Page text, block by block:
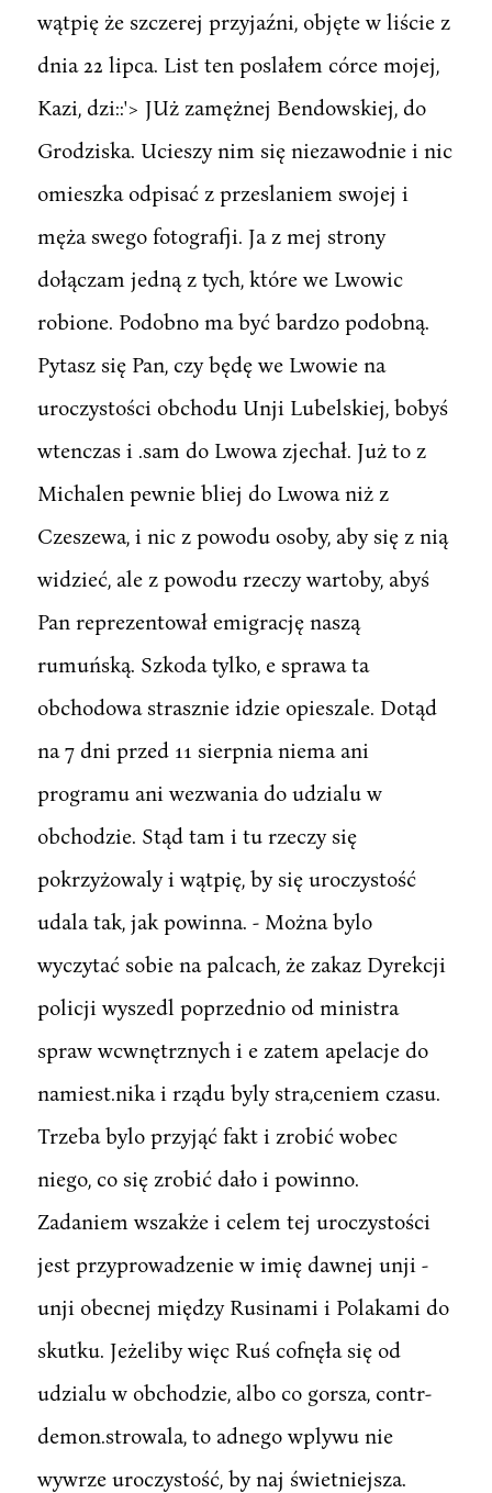
wątpię że szczerej przyjaźni, objęte w liście z
dnia 22 lipca. List ten poslałem córce mojej,
Kazi, dzi::'> JUż zamężnej Bendowskiej, do
Grodziska. Ucieszy nim się niezawodnie i nic
omieszka odpisać z przeslaniem swojej i
męża swego fotografji. Ja z mej strony
dołączam jedną z tych, które we Lwowic
robione. Podobno ma być bardzo podobną.
Pytasz się Pan, czy będę we Lwowie na
uroczystości obchodu Unji Lubelskiej, bobyś
wtenczas i .sam do Lwowa zjechał. Już to z
Michalen pewnie bliej do Lwowa niż z
Czeszewa, i nic z powodu osoby, aby się z nią
widzieć, ale z powodu rzeczy wartoby, abyś
Pan reprezentował emigrację naszą
rumuńską. Szkoda tylko, e sprawa ta
obchodowa strasznie idzie opieszale. Dotąd
na 7 dni przed 11 sierpnia niema ani
programu ani wezwania do udzialu w
obchodzie. Stąd tam i tu rzeczy się
pokrzyżowaly i wątpię, by się uroczystość
udala tak, jak powinna. - Można bylo
wyczytać sobie na palcach, że zakaz Dyrekcji
policji wyszedl poprzednio od ministra
spraw wcwnętrznych i e zatem apelacje do
namiest.nika i rządu byly stra,ceniem czasu.
Trzeba bylo przyjąć fakt i zrobić wobec
niego, co się zrobić dało i powinno.
Zadaniem wszakże i celem tej uroczystości
jest przyprowadzenie w imię dawnej unji -
unji obecnej między Rusinami i Polakami do
skutku. Jeżeliby więc Ruś cofnęła się od
udzialu w obchodzie, albo co gorsza, contr-
demon.strowala, to adnego wplywu nie
wywrze uroczystość, by naj świetniejsza.